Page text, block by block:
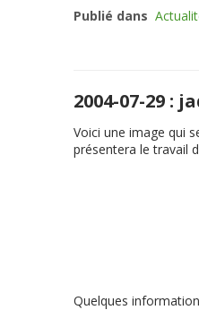
Publié dans
2004-07-29 :
Voici une image qui
présentera le travail
Quelques